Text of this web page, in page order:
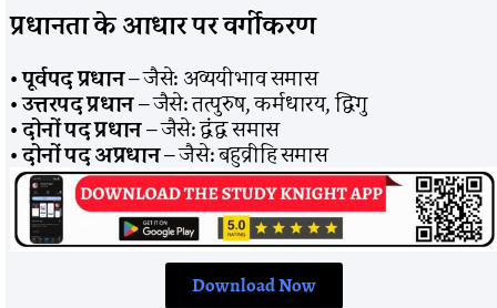
प्रधानता के आधार पर वर्गीकरण
•पूर्वपद प्रधान– जैसे: अव्ययीभाव समास
•उत्तरपद प्रधान– जैसे: तत्पुरुष, कर्मधारय, द्विगु
•दोनों पद प्रधान– जैसे: द्वंद्व समास
•दोनों पद अप्रधान– जैसे: बहुव्रीहि समास
Download Now